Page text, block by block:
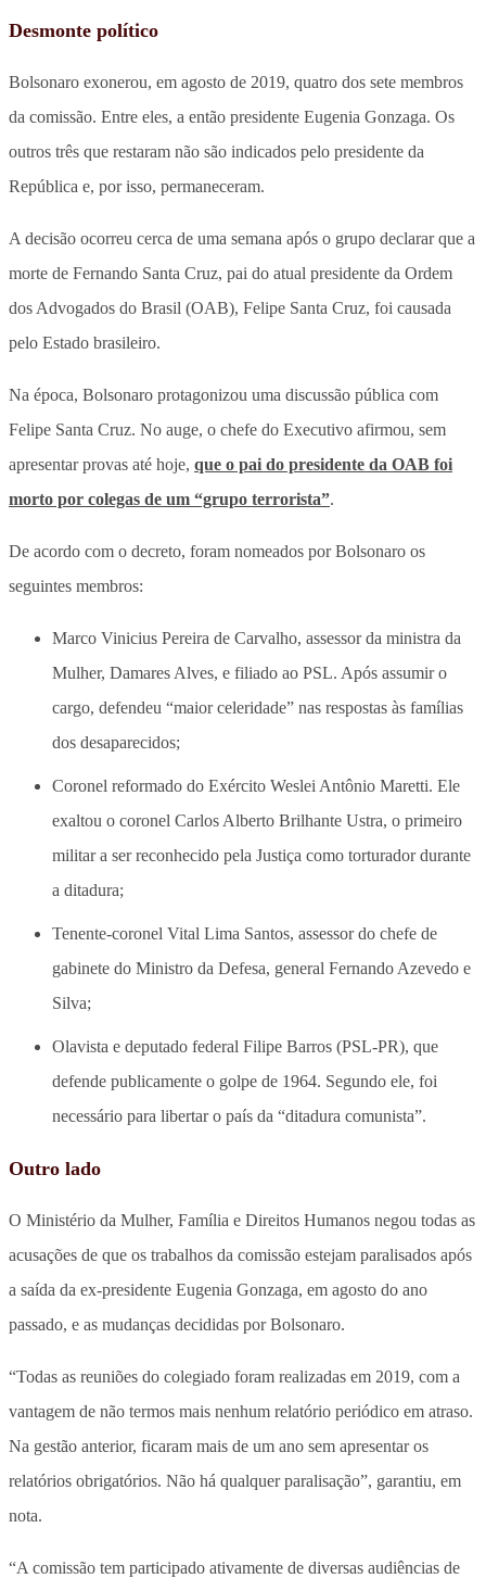
Desmonte político
Bolsonaro exonerou, em agosto de 2019, quatro dos sete membros
da comissão. Entre eles, a então presidente Eugenia Gonzaga. Os
outros três que restaram não são indicados pelo presidente da
República e, por isso, permaneceram.
A decisão ocorreu cerca de uma semana após o grupo declarar que a
morte de Fernando Santa Cruz, pai do atual presidente da Ordem
dos Advogados do Brasil (OAB), Felipe Santa Cruz, foi causada
pelo Estado brasileiro.
Na época, Bolsonaro protagonizou uma discussão pública com
Felipe Santa Cruz. No auge, o chefe do Executivo afirmou, sem
apresentar provas até hoje, que o pai do presidente da OAB foi
morto por colegas de um “grupo terrorista”.
De acordo com o decreto, foram nomeados por Bolsonaro os
seguintes membros:
Marco Vinicius Pereira de Carvalho, assessor da ministra da
Mulher, Damares Alves, e filiado ao PSL. Após assumir o
cargo, defendeu “maior celeridade” nas respostas às famílias
dos desaparecidos;
Coronel reformado do Exército Weslei Antônio Maretti. Ele
exaltou o coronel Carlos Alberto Brilhante Ustra, o primeiro
militar a ser reconhecido pela Justiça como torturador durante
a ditadura;
Tenente-coronel Vital Lima Santos, assessor do chefe de
gabinete do Ministro da Defesa, general Fernando Azevedo e
Silva;
Olavista e deputado federal Filipe Barros (PSL-PR), que
defende publicamente o golpe de 1964. Segundo ele, foi
necessário para libertar o país da “ditadura comunista”.
Outro lado
O Ministério da Mulher, Família e Direitos Humanos negou todas as
acusações de que os trabalhos da comissão estejam paralisados após
a saída da ex-presidente Eugenia Gonzaga, em agosto do ano
passado, e as mudanças decididas por Bolsonaro.
“Todas as reuniões do colegiado foram realizadas em 2019, com a
vantagem de não termos mais nenhum relatório periódico em atraso.
Na gestão anterior, ficaram mais de um ano sem apresentar os
relatórios obrigatórios. Não há qualquer paralisação”, garantiu, em
nota.
“A comissão tem participado ativamente de diversas audiências de